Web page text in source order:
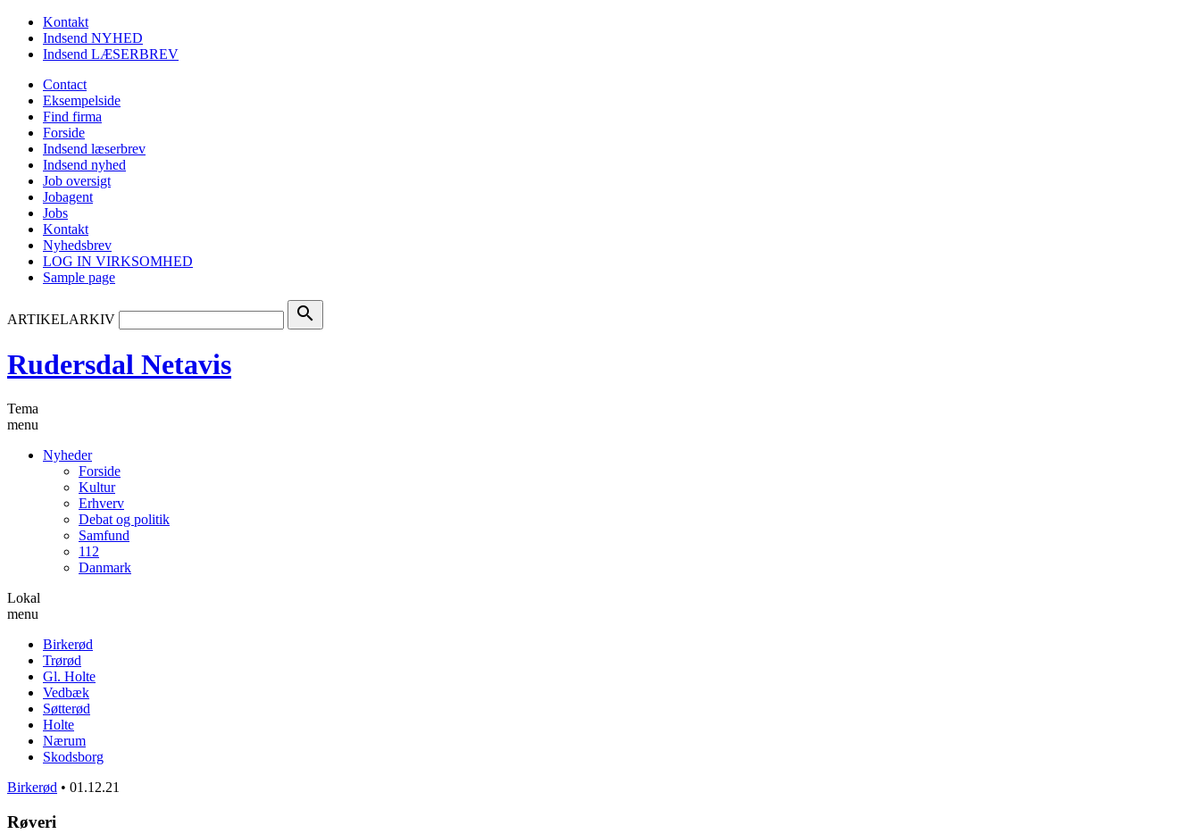
Kontakt
Indsend NYHED
Indsend LÆSERBREV
Contact
Eksempelside
Find firma
Forside
Indsend læserbrev
Indsend nyhed
Job oversigt
Jobagent
Jobs
Kontakt
Nyhedsbrev
LOG IN VIRKSOMHED
Sample page
ARTIKELARKIV search
Rudersdal Netavis
Tema
menu
Nyheder
Forside
Kultur
Erhverv
Debat og politik
Samfund
112
Danmark
Lokal
menu
Birkerød
Trørød
Gl. Holte
Vedbæk
Søtterød
Holte
Nærum
Skodsborg
Birkerød • 01.12.21
Røveri